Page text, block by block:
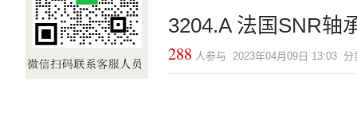
3204.A 法国SNR轴
288 人参与 2023年04月09日 13:03